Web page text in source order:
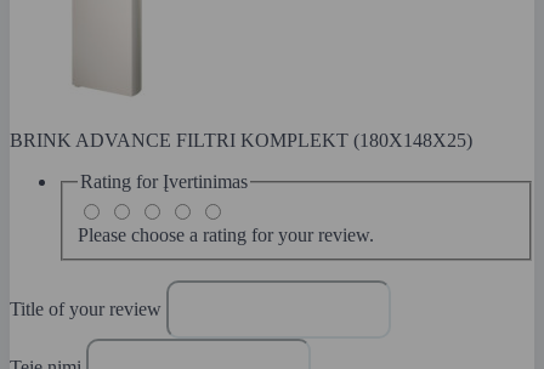
BRINK ADVANCE FILTRI KOMPLEKT (180X148X25)
Rating for Įvertinimas
Please choose a rating for your review.
Title of your review